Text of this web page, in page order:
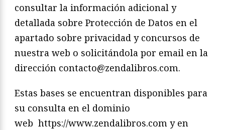
consultar la información adicional y
detallada sobre Protección de Datos en el
apartado sobre privacidad y concursos de
nuestra web o solicitándola por email en la
dirección contacto@zendalibros.com.
Estas bases se encuentran disponibles para
su consulta en el dominio
web https://www.zendalibros.com y en